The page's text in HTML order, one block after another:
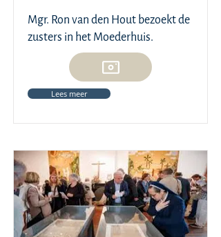
Mgr. Ron van den Hout bezoekt de
zusters in het Moederhuis.
Lees meer